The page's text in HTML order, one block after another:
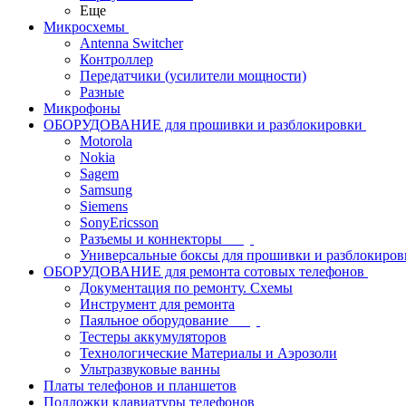
Еще
Микросхемы
Antenna Switcher
Контроллер
Передатчики (усилители мощности)
Разные
Микрофоны
ОБОРУДОВАНИЕ для прошивки и разблокировки
Motorola
Nokia
Sagem
Samsung
Siemens
SonyEricsson
Разъемы и коннекторы
Универсальные боксы для прошивки и
ОБОРУДОВАНИЕ для ремонта сотовых телефонов
Документация по ремонту. Схемы
Инструмент для ремонта
Паяльное оборудование
Тестеры аккумуляторов
Технологические Материалы и Аэрозоли
Ультразвуковые ванны
Платы телефонов и планшетов
Подложки клавиатуры телефонов